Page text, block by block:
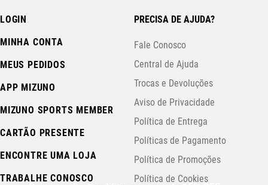
LOGIN
MINHA CONTA
MEUS PEDIDOS
APP MIZUNO
MIZUNO SPORTS MEMBER
CARTÃO PRESENTE
ENCONTRE UMA LOJA
TRABALHE CONOSCO
PRECISA DE AJUDA?
Fale Conosco
Central de Ajuda
Trocas e Devoluções
Aviso de Privacidade
Política de Entrega
Políticas de Pagamento
Política de Promoções
Política de Cookies